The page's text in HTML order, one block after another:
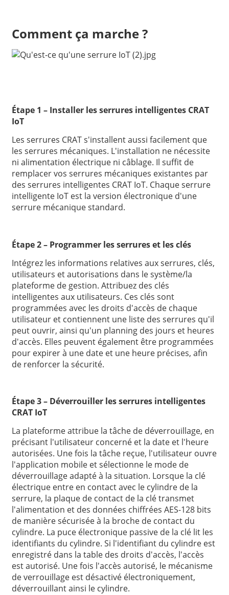
Comment ça marche ?
Étape 1 – Installer les serrures intelligentes CRAT
IoT
Les serrures CRAT s'installent aussi facilement que
les serrures mécaniques. L'installation ne nécessite
ni alimentation électrique ni câblage. Il suffit de
remplacer vos serrures mécaniques existantes par
des serrures intelligentes CRAT IoT. Chaque serrure
intelligente IoT est la version électronique d'une
serrure mécanique standard.
Étape 2 – Programmer les serrures et les clés
Intégrez les informations relatives aux serrures, clés,
utilisateurs et autorisations dans le système/la
plateforme de gestion. Attribuez des clés
intelligentes aux utilisateurs. Ces clés sont
programmées avec les droits d'accès de chaque
utilisateur et contiennent une liste des serrures qu'il
peut ouvrir, ainsi qu'un planning des jours et heures
d'accès. Elles peuvent également être programmées
pour expirer à une date et une heure précises, afin
de renforcer la sécurité.
Étape 3 – Déverrouiller les serrures intelligentes
CRAT IoT
La plateforme attribue la tâche de déverrouillage, en
précisant l'utilisateur concerné et la date et l'heure
autorisées. Une fois la tâche reçue, l'utilisateur ouvre
l'application mobile et sélectionne le mode de
déverrouillage adapté à la situation. Lorsque la clé
électrique entre en contact avec le cylindre de la
serrure, la plaque de contact de la clé transmet
l'alimentation et des données chiffrées AES-128 bits
de manière sécurisée à la broche de contact du
cylindre. La puce électronique passive de la clé lit les
identifiants du cylindre. Si l'identifiant du cylindre est
enregistré dans la table des droits d'accès, l'accès
est autorisé. Une fois l'accès autorisé, le mécanisme
de verrouillage est désactivé électroniquement,
déverrouillant ainsi le cylindre.